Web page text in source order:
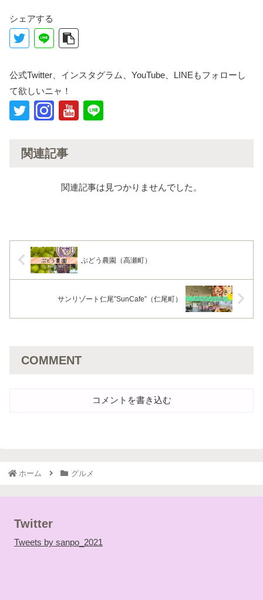
シェアする
公式Twitter、インスタグラム、YouTube、LINEもフォローし
て欲しいニャ！
関連記事
関連記事は見つかりませんでした。
ぶどう農園（高瀬町）
サンリゾート仁尾”SunCafe”（仁尾町）
COMMENT
コメントを書き込む
ホーム グルメ
Twitter
Tweets by sanpo_2021